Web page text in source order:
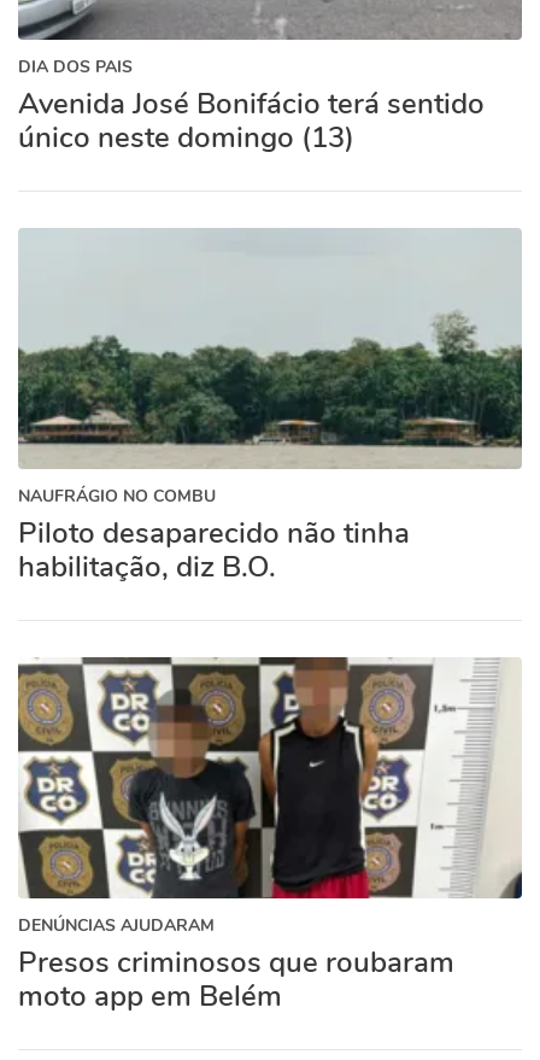
DIA DOS PAIS
Avenida José Bonifácio terá sentido
único neste domingo (13)
NAUFRÁGIO NO COMBU
Piloto desaparecido não tinha
habilitação, diz B.O.
DENÚNCIAS AJUDARAM
Presos criminosos que roubaram
moto app em Belém